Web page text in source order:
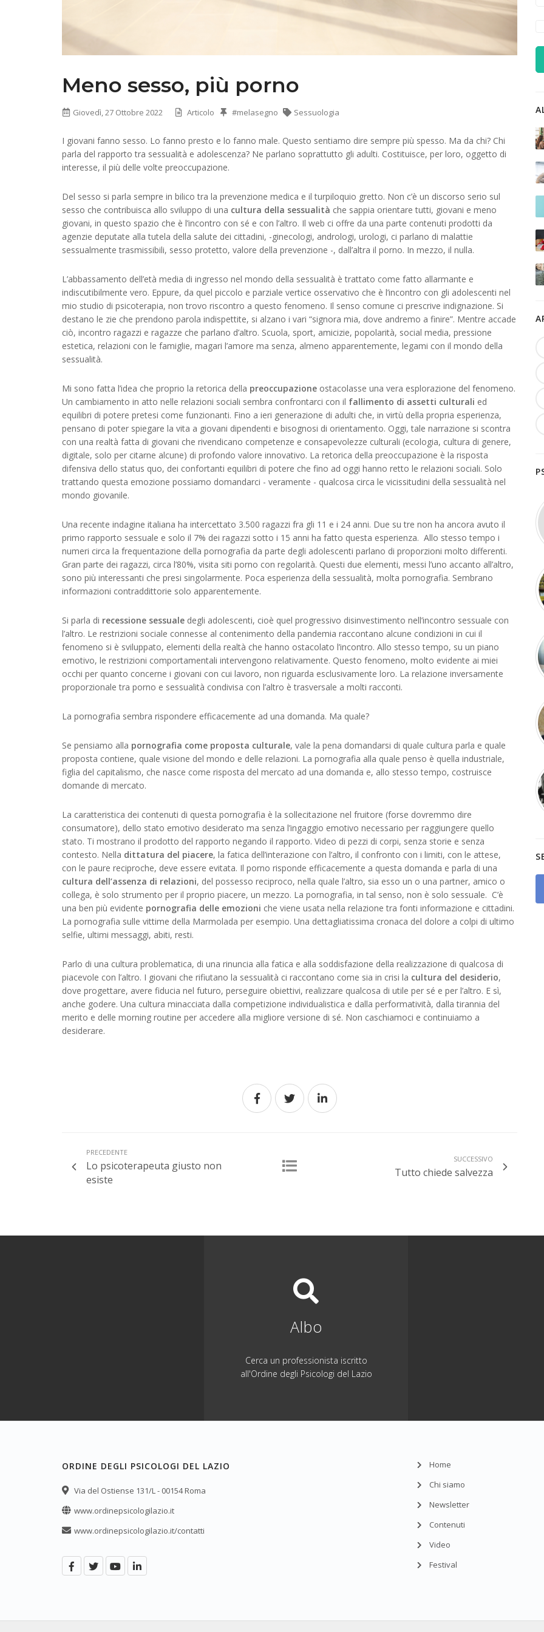
Meno sesso, più porno
Giovedì, 27 Ottobre 2022 Articolo #melasegno Sessuologia
I giovani fanno sesso. Lo fanno presto e lo fanno male. Questo sentiamo dire sempre più spesso. Ma da chi? Chi
parla del rapporto tra sessualità e adolescenza? Ne parlano soprattutto gli adulti. Costituisce, per loro, oggetto di
interesse, il più delle volte preoccupazione.
Del sesso si parla sempre in bilico tra la prevenzione medica e il turpiloquio gretto. Non c’è un discorso serio sul
sesso che contribuisca allo sviluppo di una cultura della sessualità che sappia orientare tutti, giovani e meno
giovani, in questo spazio che è l’incontro con sé e con l’altro. Il web ci offre da una parte contenuti prodotti da
agenzie deputate alla tutela della salute dei cittadini, -ginecologi, andrologi, urologi, ci parlano di malattie
sessualmente trasmissibili, sesso protetto, valore della prevenzione -, dall’altra il porno. In mezzo, il nulla.
L’abbassamento dell’età media di ingresso nel mondo della sessualità è trattato come fatto allarmante e
indiscutibilmente vero. Eppure, da quel piccolo e parziale vertice osservativo che è l’incontro con gli adolescenti nel
mio studio di psicoterapia, non trovo riscontro a questo fenomeno. Il senso comune ci prescrive indignazione. Si
destano le zie che prendono parola indispettite, si alzano i vari “signora mia, dove andremo a finire”. Mentre accade
ciò, incontro ragazzi e ragazze che parlano d’altro. Scuola, sport, amicizie, popolarità, social media, pressione
estetica, relazioni con le famiglie, magari l’amore ma senza, almeno apparentemente, legami con il mondo della
sessualità.
Mi sono fatta l’idea che proprio la retorica della preoccupazione ostacolasse una vera esplorazione del fenomeno.
Un cambiamento in atto nelle relazioni sociali sembra confrontarci con il fallimento di assetti culturali ed
equilibri di potere pretesi come funzionanti. Fino a ieri generazione di adulti che, in virtù della propria esperienza,
pensano di poter spiegare la vita a giovani dipendenti e bisognosi di orientamento. Oggi, tale narrazione si scontra
con una realtà fatta di giovani che rivendicano competenze e consapevolezze culturali (ecologia, cultura di genere,
digitale, solo per citarne alcune) di profondo valore innovativo. La retorica della preoccupazione è la risposta
difensiva dello status quo, dei confortanti equilibri di potere che fino ad oggi hanno retto le relazioni sociali. Solo
trattando questa emozione possiamo domandarci - veramente - qualcosa circa le vicissitudini della sessualità nel
mondo giovanile.
Una recente indagine italiana ha intercettato 3.500 ragazzi fra gli 11 e i 24 anni. Due su tre non ha ancora avuto il
primo rapporto sessuale e solo il 7% dei ragazzi sotto i 15 anni ha fatto questa esperienza. Allo stesso tempo i
numeri circa la frequentazione della pornografia da parte degli adolescenti parlano di proporzioni molto differenti.
Gran parte dei ragazzi, circa l’80%, visita siti porno con regolarità. Questi due elementi, messi l’uno accanto all’altro,
sono più interessanti che presi singolarmente. Poca esperienza della sessualità, molta pornografia. Sembrano
informazioni contraddittorie solo apparentemente.
Si parla di recessione sessuale degli adolescenti, cioè quel progressivo disinvestimento nell’incontro sessuale con
l’altro. Le restrizioni sociale connesse al contenimento della pandemia raccontano alcune condizioni in cui il
fenomeno si è sviluppato, elementi della realtà che hanno ostacolato l’incontro. Allo stesso tempo, su un piano
emotivo, le restrizioni comportamentali intervengono relativamente. Questo fenomeno, molto evidente ai miei
occhi per quanto concerne i giovani con cui lavoro, non riguarda esclusivamente loro. La relazione inversamente
proporzionale tra porno e sessualità condivisa con l’altro è trasversale a molti racconti.
La pornografia sembra rispondere efficacemente ad una domanda. Ma quale?
Se pensiamo alla pornografia come proposta culturale, vale la pena domandarsi di quale cultura parla e quale
proposta contiene, quale visione del mondo e delle relazioni. La pornografia alla quale penso è quella industriale,
figlia del capitalismo, che nasce come risposta del mercato ad una domanda e, allo stesso tempo, costruisce
domande di mercato.
La caratteristica dei contenuti di questa pornografia è la sollecitazione nel fruitore (forse dovremmo dire
consumatore), dello stato emotivo desiderato ma senza l’ingaggio emotivo necessario per raggiungere quello
stato. Ti mostrano il prodotto del rapporto negando il rapporto. Video di pezzi di corpi, senza storie e senza
contesto. Nella dittatura del piacere, la fatica dell’interazione con l’altro, il confronto con i limiti, con le attese,
con le paure reciproche, deve essere evitata. Il porno risponde efficacemente a questa domanda e parla di una
cultura dell’assenza di relazioni, del possesso reciproco, nella quale l’altro, sia esso un o una partner, amico o
collega, è solo strumento per il proprio piacere, un mezzo. La pornografia, in tal senso, non è solo sessuale. C’è
una ben più evidente pornografia delle emozioni che viene usata nella relazione tra fonti informazione e cittadini.
La pornografia sulle vittime della Marmolada per esempio. Una dettagliatissima cronaca del dolore a colpi di ultimo
selfie, ultimi messaggi, abiti, resti.
Parlo di una cultura problematica, di una rinuncia alla fatica e alla soddisfazione della realizzazione di qualcosa di
piacevole con l’altro. I giovani che rifiutano la sessualità ci raccontano come sia in crisi la cultura del desiderio,
dove progettare, avere fiducia nel futuro, perseguire obiettivi, realizzare qualcosa di utile per sé e per l’altro. E sì,
anche godere. Una cultura minacciata dalla competizione individualistica e dalla performatività, dalla tirannia del
merito e delle morning routine per accedere alla migliore versione di sé. Non caschiamoci e continuiamo a
desiderare.
PRECEDENTE
Lo psicoterapeuta giusto non
esiste
SUCCESSIVO
Tutto chiede salvezza
Albo
Cerca un professionista iscritto
all'Ordine degli Psicologi del Lazio
ORDINE DEGLI PSICOLOGI DEL LAZIO
Via del Ostiense 131/L - 00154 Roma
www.ordinepsicologilazio.it
www.ordinepsicologilazio.it/contatti
Home
Chi siamo
Newsletter
Contenuti
Video
Festival